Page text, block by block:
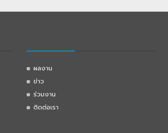
ผลงาน
ข่าว
ร่วมงาน
ติดต่อเรา